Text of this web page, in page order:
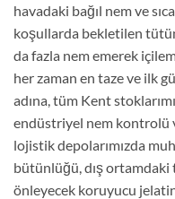
havadaki bağıl nem ve
koşullarda bekletilen
da fazla nem emerek
her zaman en taze ve ilk
adına, tüm Kent
endüstriyel nem kontrolü
lojistik depolarımızda
bütünlüğü, dış ortamdaki
önleyecek koruyucu